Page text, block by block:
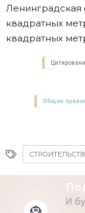
Ленинградская
квадратных
квадратных
Общие
И